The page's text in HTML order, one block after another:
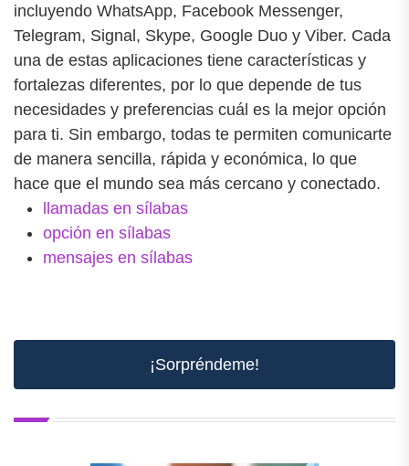
incluyendo WhatsApp, Facebook Messenger,
Telegram, Signal, Skype, Google Duo y Viber. Cada
una de estas aplicaciones tiene características y
fortalezas diferentes, por lo que depende de tus
necesidades y preferencias cuál es la mejor opción
para ti. Sin embargo, todas te permiten comunicarte
de manera sencilla, rápida y económica, lo que
hace que el mundo sea más cercano y conectado.
llamadas en sílabas
opción en sílabas
mensajes en sílabas
¡Sorpréndeme!